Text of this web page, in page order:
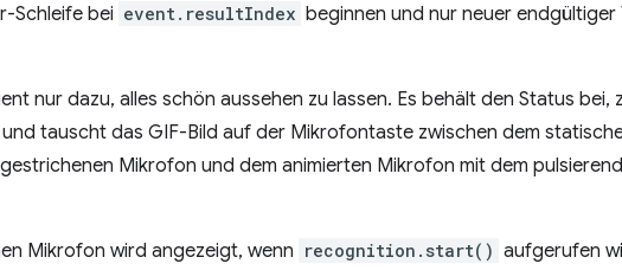
Schleife bei event.resultIndex beginnen und nur neuer endgültiger
nur dazu, alles schön aussehen zu lassen. Es behält den Status bei,
tauscht das GIF-Bild auf der Mikrofontaste zwischen dem
Mikrofon und dem animierten Mikrofon mit dem
Mikrofon wird angezeigt, wenn recognition.start() aufgerufen